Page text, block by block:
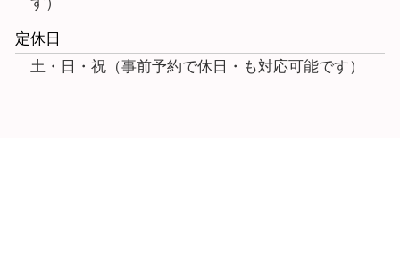
定休日
土・日・祝（事前予約で休日・も対応可能です）